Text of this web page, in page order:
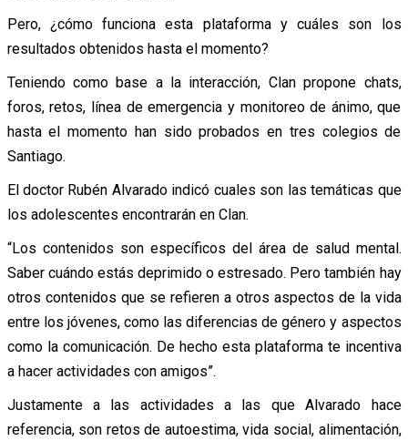
Pero, ¿cómo funciona esta plataforma y cuáles son los
resultados obtenidos hasta el momento?
Teniendo como base a la interacción, Clan propone chats,
foros, retos, línea de emergencia y monitoreo de ánimo, que
hasta el momento han sido probados en tres colegios de
Santiago.
El doctor Rubén Alvarado indicó cuales son las temáticas que
los adolescentes encontrarán en Clan.
“Los contenidos son específicos del área de salud mental.
Saber cuándo estás deprimido o estresado. Pero también hay
otros contenidos que se refieren a otros aspectos de la vida
entre los jóvenes, como las diferencias de género y aspectos
como la comunicación. De hecho esta plataforma te incentiva
a hacer actividades con amigos”.
Justamente a las actividades a las que Alvarado hace
referencia, son retos de autoestima, vida social, alimentación,